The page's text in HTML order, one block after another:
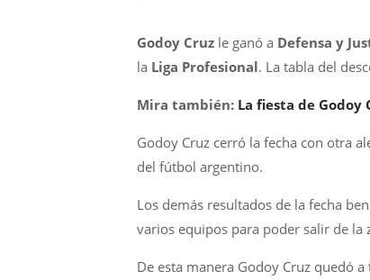
Godoy Cruz le ganó a Defensa y
la Liga Profesional. La tabla del
Mira también: La fiesta de Godoy
Godoy Cruz cerró la fecha con otra
del fútbol argentino.
Los demás resultados de la fecha
varios equipos para poder salir de la
De esta manera Godoy Cruz quedó